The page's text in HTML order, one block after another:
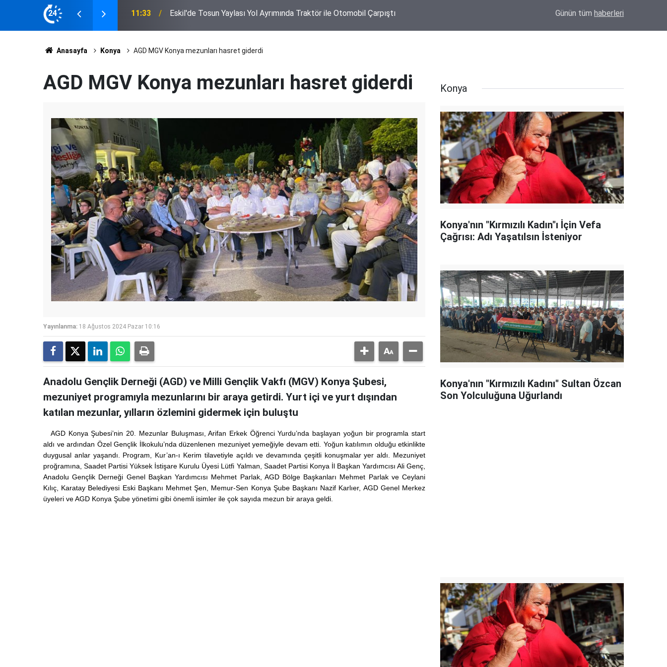
24
Çarpıştı 11:06
Sözler!
Kulu'da Traktör Alevlere Teslim Oldu! Geriye
Günün tüm haberleri
Anasayfa Konya AGD MGV Konya mezunları hasret giderdi
AGD MGV Konya mezunları hasret giderdi
Yayınlanma: 18 Ağustos 2024 Pazar 10:16
Anadolu Gençlik Derneği (AGD) ve Milli Gençlik Vakfı (MGV) Konya Şubesi,
mezuniyet programıyla mezunlarını bir araya getirdi. Yurt içi ve yurt dışından
katılan mezunlar, yılların özlemini gidermek için buluştu
AGD Konya Şubesi’nin 20. Mezunlar Buluşması, Arifan Erkek Öğrenci Yurdu’nda başlayan yoğun bir programla start
aldı ve ardından Özel Gençlik İlkokulu’nda düzenlenen mezuniyet yemeğiyle devam etti. Yoğun katılımın olduğu etkinlikte
duygusal anlar yaşandı. Program, Kur’an-ı Kerim tilavetiyle açıldı ve devamında çeşitli konuşmalar yer aldı. Mezuniyet
proğramına, Saadet Partisi Yüksek İstişare Kurulu Üyesi Lütfi Yalman, Saadet Partisi Konya İl Başkan Yardımcısı Ali Genç,
Anadolu Gençlik Derneği Genel Başkan Yardımcısı Mehmet Parlak, AGD Bölge Başkanları Mehmet Parlak ve Ceylani
Kılıç, Karatay Belediyesi Eski Başkanı Mehmet Şen, Memur-Sen Konya Şube Başkanı Nazif Karlıer, AGD Genel Merkez
üyeleri ve AGD Konya Şube yönetimi gibi önemli isimler ile çok sayıda mezun bir araya geldi.
Konya
Konya'nın "Kırmızılı Kadın"ı İçin Vefa
Çağrısı: Adı Yaşatılsın İsteniyor
Konya'nın "Kırmızılı Kadını" Sultan Özcan
Son Yolculuğuna Uğurlandı